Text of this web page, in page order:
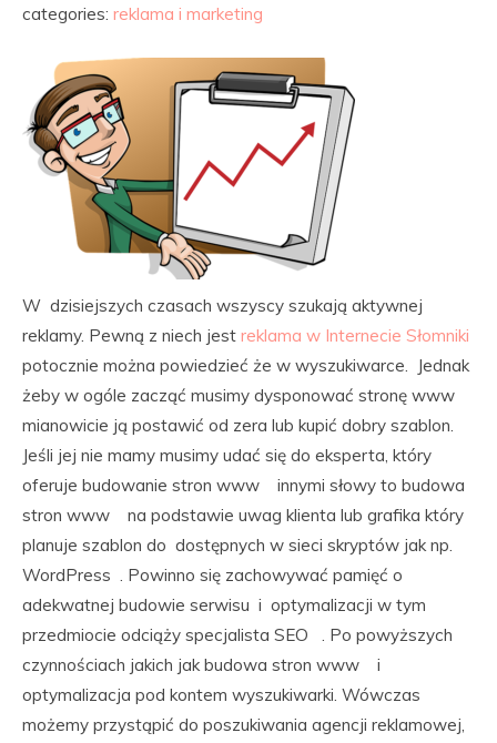
categories: reklama i marketing
W dzisiejszych czasach wszyscy szukają aktywnej
reklamy. Pewną z niech jest reklama w Internecie Słomniki
potocznie można powiedzieć że w wyszukiwarce. Jednak
żeby w ogóle zacząć musimy dysponować stronę www
mianowicie ją postawić od zera lub kupić dobry szablon.
Jeśli jej nie mamy musimy udać się do eksperta, który
oferuje budowanie stron www innymi słowy to budowa
stron www na podstawie uwag klienta lub grafika który
planuje szablon do dostępnych w sieci skryptów jak np.
WordPress . Powinno się zachowywać pamięć o
adekwatnej budowie serwisu i optymalizacji w tym
przedmiocie odciąży specjalista SEO . Po powyższych
czynnościach jakich jak budowa stron www i
optymalizacja pod kontem wyszukiwarki. Wówczas
możemy przystąpić do poszukiwania agencji reklamowej,